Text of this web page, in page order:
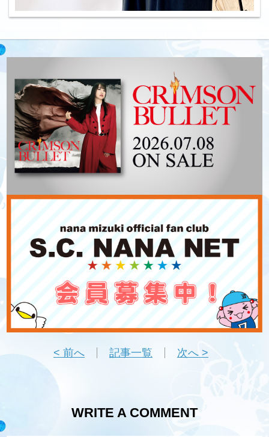
< 前へ 記事一覧 次へ >
WRITE A COMMENT